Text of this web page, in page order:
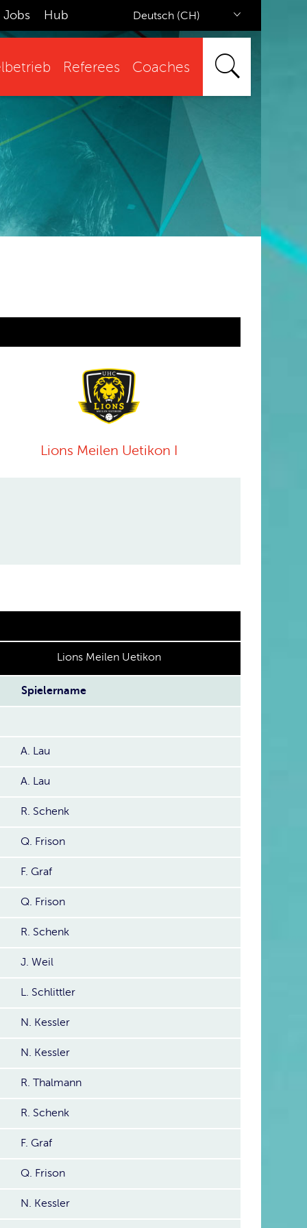
Jobs Hub Deutsch (CH)
Referees Coaches
Lions Meilen Uetikon I
Lions Meilen Uetikon
Spielername
A. Lau
A. Lau
R. Schenk
Q. Frison
F. Graf
Q. Frison
R. Schenk
J. Weil
L. Schlittler
N. Kessler
N. Kessler
R. Thalmann
R. Schenk
F. Graf
Q. Frison
N. Kessler